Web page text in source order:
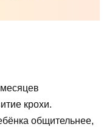
крохи.
общительнее,